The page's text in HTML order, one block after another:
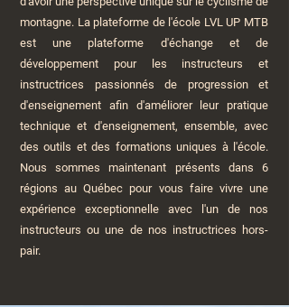
montagne. La plateforme de l'école LVL UP MTB
est une plateforme d'échange et de
développement pour les instructeurs et
instructrices passionnés de progression et
d'enseignement afin d'améliorer leur pratique
technique et d'enseignement, ensemble, avec
des outils et des formations uniques à l'école.
Nous sommes maintenant présents dans 6
régions au Québec pour vous faire vivre une
expérience exceptionnelle avec l'un de nos
instructeurs ou une de nos instructrices hors-
pair.